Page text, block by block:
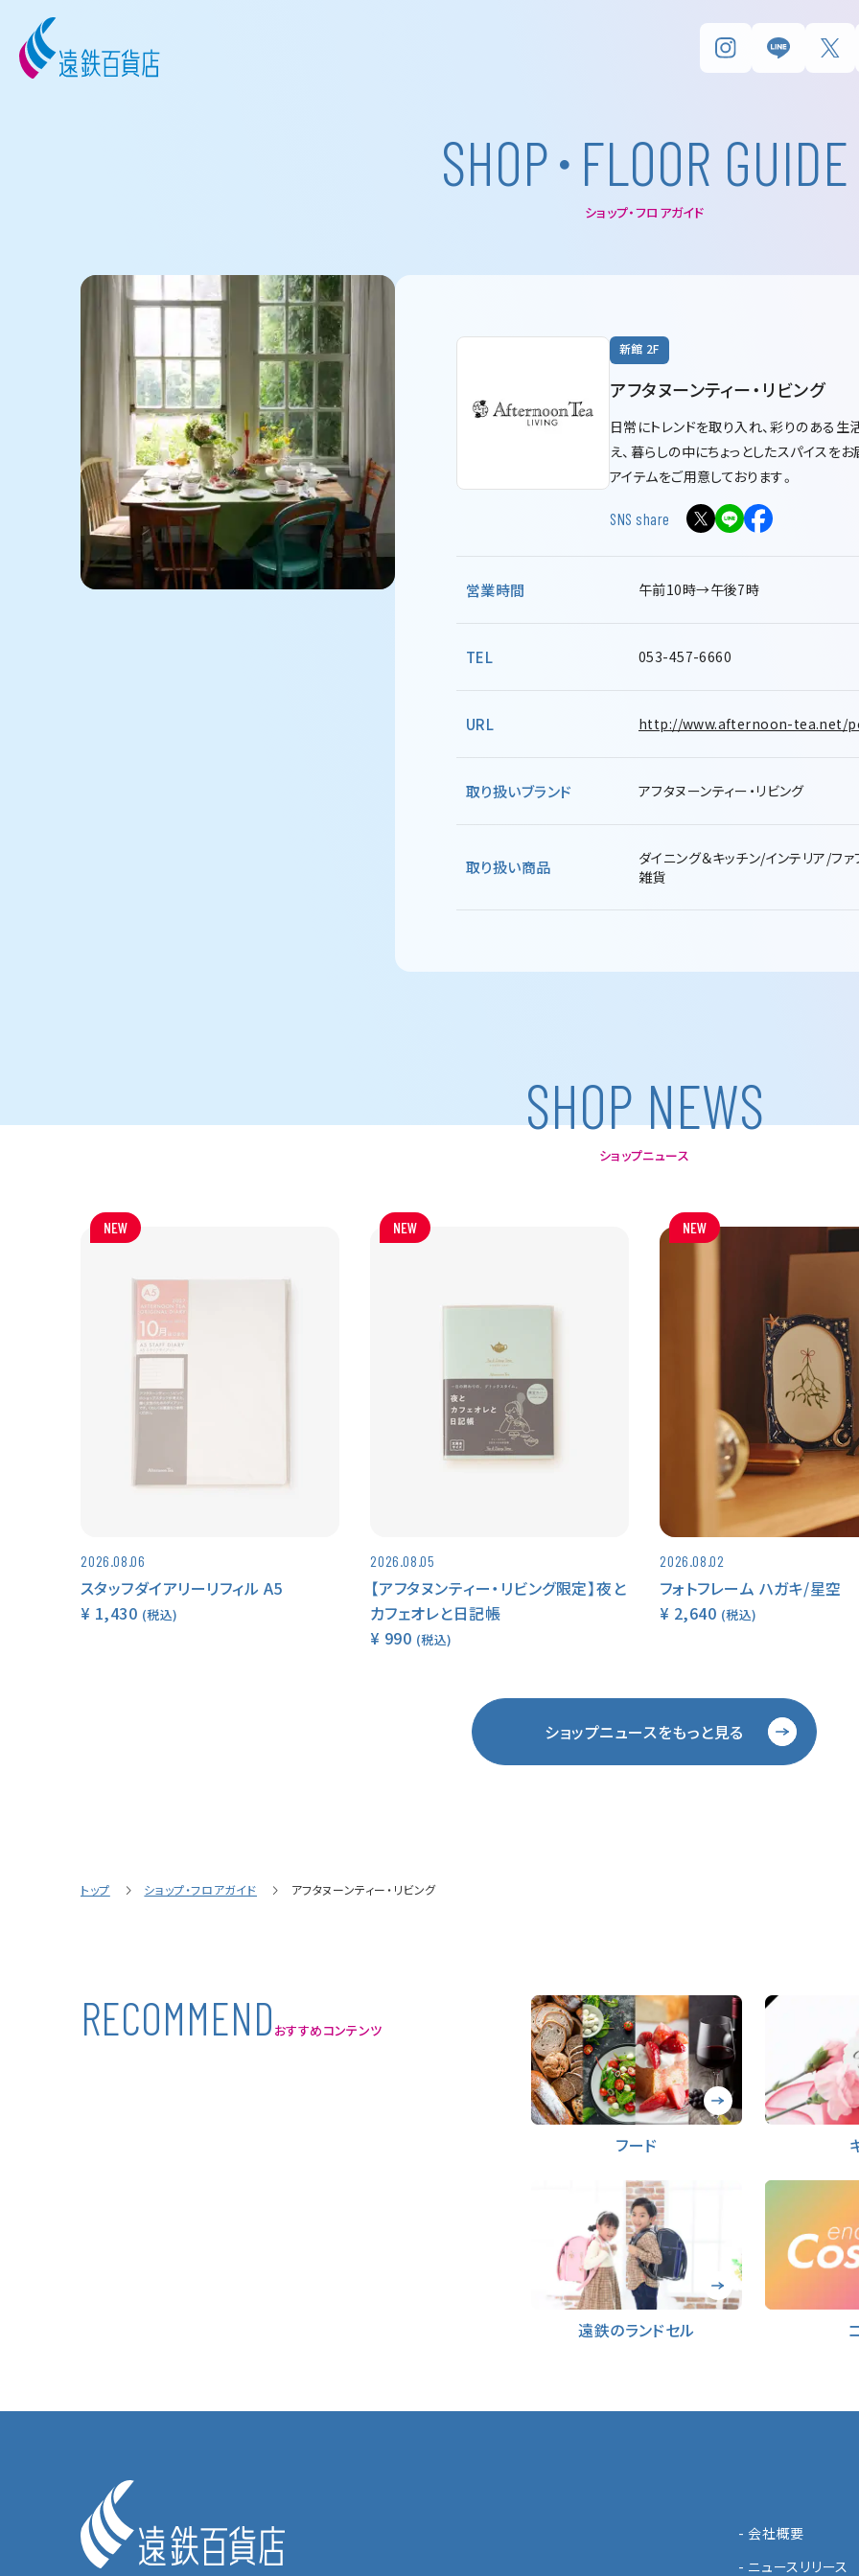
SHOP･ FL OOR GUIDE
ショップ・フロアガイド
新館 2F
アフタヌーンティー・リビング
日常にトレンドを取り入れ、彩りのある
え、暮らしの中にちょっとしたスパイスを
アイテムをご用意しております。
SNS share
営業時間 午前10時→午後7時
TEL 053-457-6660
URL http://www.afternoon-tea.net/
取り扱いブランド アフタヌーンティー・リビング
取り扱い商品
ダイニング＆キッチン/インテリア/フ
雑貨
SHOPNEWS
ショップニュース
NEW
2026.08.06
スタッフダイアリーリフィル A5
¥ 1,430 (税込)
NEW
2026.08.05
【アフタヌンティー・リビング限定】夜と
カフェオレと日記帳
¥ 990 (税込)
NEW
2026.08.02
フォトフレーム ハガキ/星空
¥ 2,640 (税込)
ショップニュースをもっと見る
トップ ショップ・フロアガイド アフタヌーンティー・リビング
RECOMMEND おすすめコンテンツ
フード
遠鉄のランドセル
- 会社概要
- ニュースリリース